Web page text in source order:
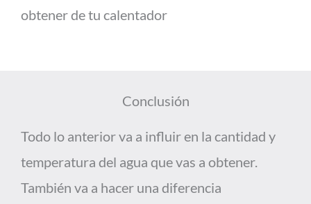
obtener de tu calentador
Conclusión
Todo lo anterior va a influir en la cantidad y
temperatura del agua que vas a obtener.
También va a hacer una diferencia